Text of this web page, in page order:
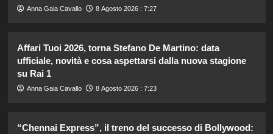
dimenticherò mai.
Anna Gaia Cavallo 8 Agosto 2026 : 7:27
Affari Tuoi 2026, torna Stefano De Martino: data
ufficiale, novità e cosa aspettarsi dalla nuova stagione
su Rai 1
Anna Gaia Cavallo 8 Agosto 2026 : 7:23
“Chennai Express”, il treno del successo di Bollywood: